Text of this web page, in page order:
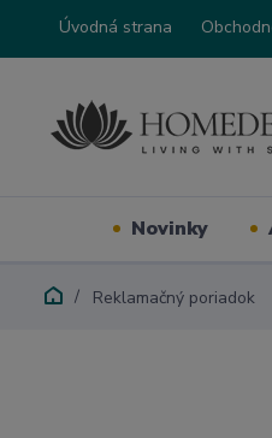
Úvodná strana
Novinky
Reklamačný poriadok